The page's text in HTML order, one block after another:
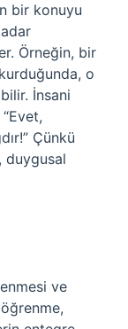
bir konuyu
Örneğin, bir
o
İnsani
Çünkü
duygusal
ve